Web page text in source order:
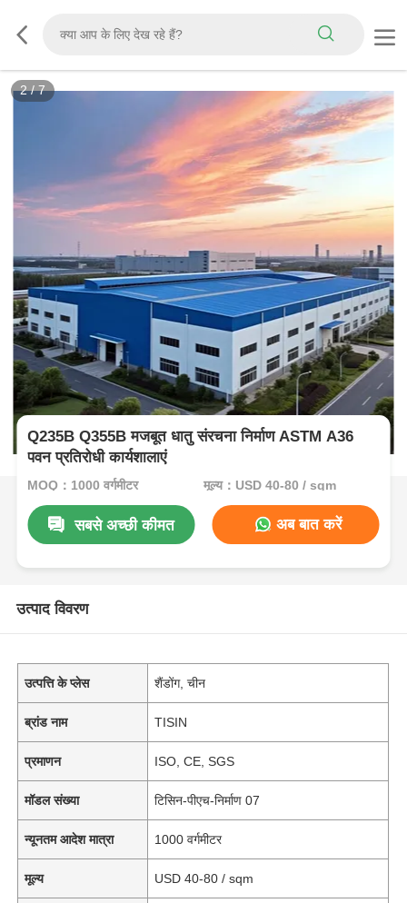
3/7
Q235B Q355B मजबूत धातु संरचना निर्माण ASTM A36
पवन प्रतिरोधी कार्यशालाएं
MOQ：1000 वर्गमीटर मूल्य：USD 40-80 / sqm
सबसे अच्छी कीमत अब बात करें
उत्पाद विवरण
उत्पत्ति के प्लेस शैंडोंग, चीन
ब्रांड नाम TISIN
प्रमाणन ISO, CE, SGS
मॉडल संख्या टिसिन-पीएच-निर्माण 07
न्यूनतम आदेश मात्रा 1000 वर्गमीटर
मूल्य USD 40-80 / sqm